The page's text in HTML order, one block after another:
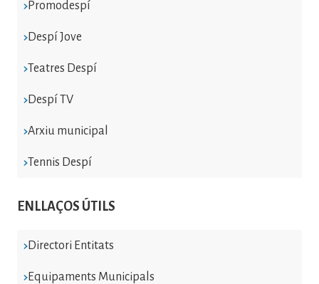
Promodespí
Despí Jove
Teatres Despí
Despí TV
Arxiu municipal
Tennis Despí
ENLLAÇOS ÚTILS
Directori Entitats
Equipaments Municipals